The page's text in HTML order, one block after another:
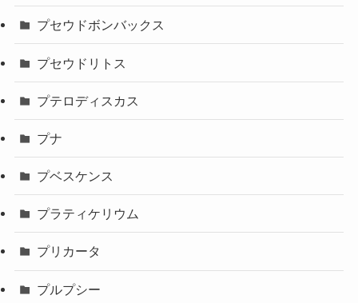
プセウドボンバックス
プセウドリトス
プテロディスカス
プナ
プベスケンス
プラティケリウム
プリカータ
プルプシー